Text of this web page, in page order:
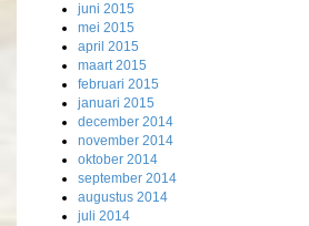
juni 2015
mei 2015
april 2015
maart 2015
februari 2015
januari 2015
december 2014
november 2014
oktober 2014
september 2014
augustus 2014
juli 2014